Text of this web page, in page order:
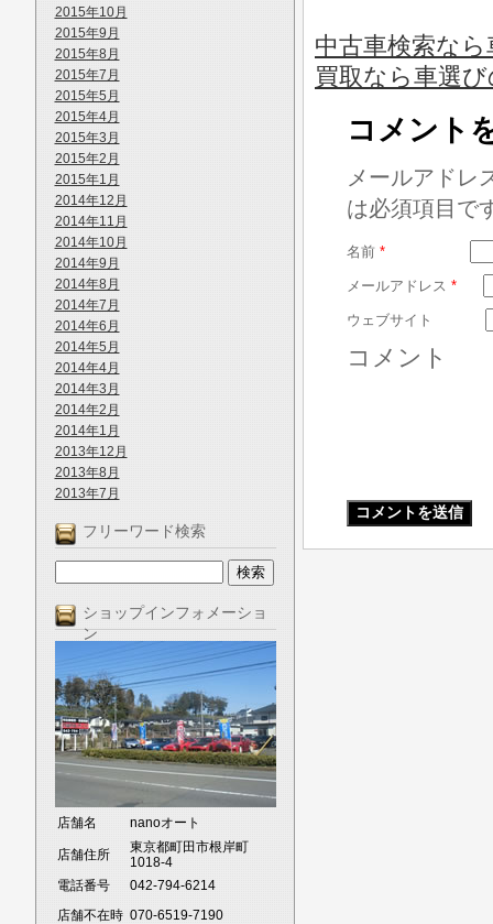
2015年10月
2015年9月
2015年8月
2015年7月
2015年5月
2015年4月
2015年3月
2015年2月
2015年1月
2014年12月
2014年11月
2014年10月
2014年9月
2014年8月
2014年7月
2014年6月
2014年5月
2014年4月
2014年3月
2014年2月
2014年1月
2013年12月
2013年8月
2013年7月
フリーワード検索
ショップインフォメーショ
ン
店舗名 nanoオート
店舗住所
東京都町田市根岸町
1018-4
電話番号
042-794-6214
店舗不在時 070-6519-7190
中古車検索な
買取なら車選
コメント
メールアドレ
は必須項目で
名前 *
メールアドレス *
ウェブサイト
コメント